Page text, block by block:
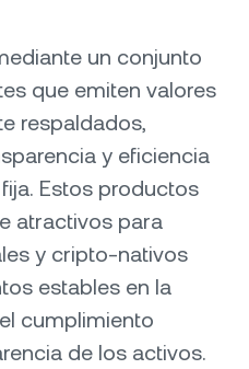
un conjunto
que emiten valores
respaldados,
y eficiencia
Estos productos
atractivos para
y cripto-nativos
estables en la
cumplimiento
de los activos.